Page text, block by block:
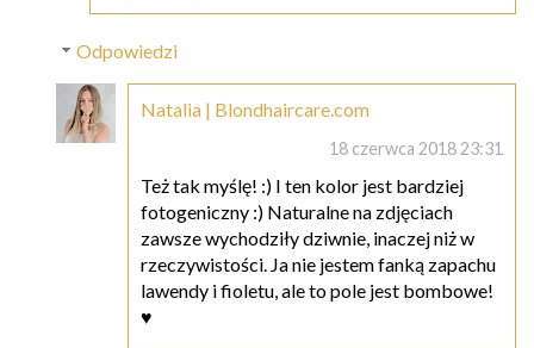
Odpowiedzi
Natalia | Blondhaircare.com
18 czerwca 2018 23:31
Też tak myślę! :) I ten kolor jest bardziej
fotogeniczny :) Naturalne na zdjęciach
zawsze wychodziły dziwnie, inaczej niż w
rzeczywistości. Ja nie jestem fanką zapachu
lawendy i fioletu, ale to pole jest bombowe!
♥